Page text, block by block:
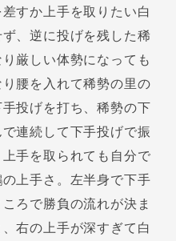
すか上手を取りたい白
、逆に投げを残した稀
厳しい体勢になっても
腰を入れて稀勢の里の
投げを打ち、稀勢の下
連続して下手投げで振
手を取られても自分で
上手さ。左半身で下手
ろで勝負の流れが決ま
右の上手が深すぎて白